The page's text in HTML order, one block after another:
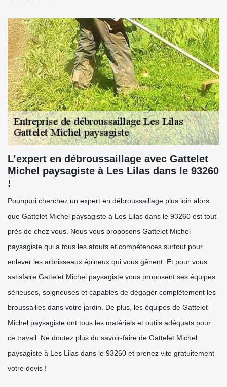
L’expert en débroussaillage avec Gattelet
Michel paysagiste à Les Lilas dans le 93260
!
Pourquoi cherchez un expert en débroussaillage plus loin alors
que Gattelet Michel paysagiste à Les Lilas dans le 93260 est tout
près de chez vous. Nous vous proposons Gattelet Michel
paysagiste qui a tous les atouts et compétences surtout pour
enlever les arbrisseaux épineux qui vous gênent. Et pour vous
satisfaire Gattelet Michel paysagiste vous proposent ses équipes
sérieuses, soigneuses et capables de dégager complètement les
broussailles dans votre jardin. De plus, les équipes de Gattelet
Michel paysagiste ont tous les matériels et outils adéquats pour
ce travail. Ne doutez plus du savoir-faire de Gattelet Michel
paysagiste à Les Lilas dans le 93260 et prenez vite gratuitement
votre devis !